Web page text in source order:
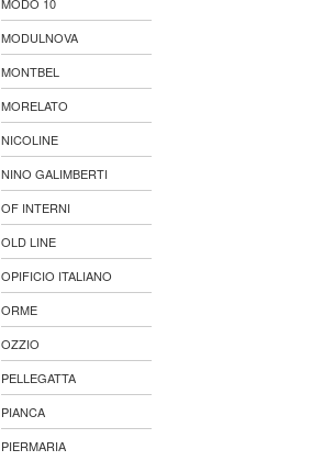
MODULNOVA
MONTBEL
MORELATO
NICOLINE
NINO GALIMBERTI
OF INTERNI
OLD LINE
OPIFICIO ITALIANO
ORME
OZZIO
PELLEGATTA
PIANCA
PIERMARIA